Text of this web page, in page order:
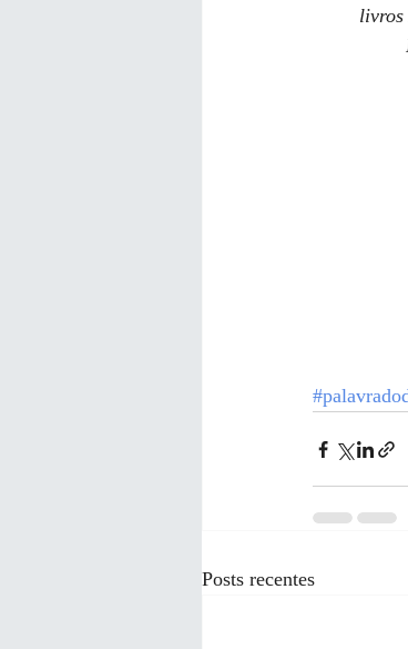
livros
Posts recentes